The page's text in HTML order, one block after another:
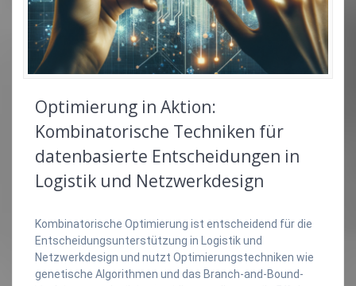
Optimierung in Aktion:
Kombinatorische Techniken für
datenbasierte Entscheidungen in
Logistik und Netzwerkdesign
Kombinatorische Optimierung ist entscheidend für die
Entscheidungsunterstützung in Logistik und
Netzwerkdesign und nutzt Optimierungstechniken wie
genetische Algorithmen und das Branch-and-Bound-